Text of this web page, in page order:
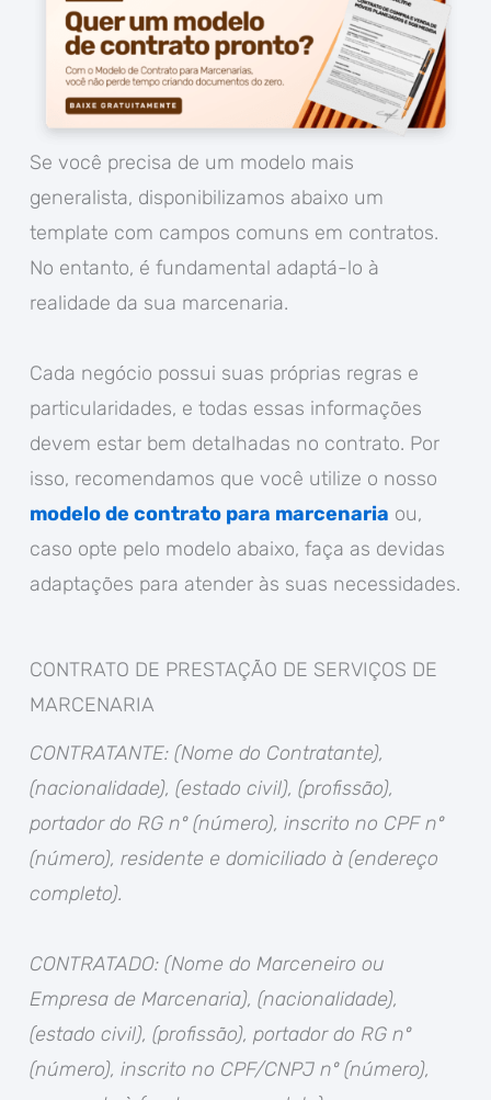
Se você precisa de um modelo mais
generalista, disponibilizamos abaixo um
template com campos comuns em contratos.
No entanto, é fundamental adaptá-lo à
realidade da sua marcenaria.
Cada negócio possui suas próprias regras e
particularidades, e todas essas informações
devem estar bem detalhadas no contrato. Por
isso, recomendamos que você utilize o nosso
modelo de contrato para marcenaria ou,
caso opte pelo modelo abaixo, faça as devidas
adaptações para atender às suas necessidades.
CONTRATO DE PRESTAÇÃO DE SERVIÇOS DE
MARCENARIA
CONTRATANTE: (Nome do Contratante),
(nacionalidade), (estado civil), (profissão),
portador do RG nº (número), inscrito no CPF nº
(número), residente e domiciliado à (endereço
completo).
CONTRATADO: (Nome do Marceneiro ou
Empresa de Marcenaria), (nacionalidade),
(estado civil), (profissão), portador do RG nº
(número), inscrito no CPF/CNPJ nº (número),